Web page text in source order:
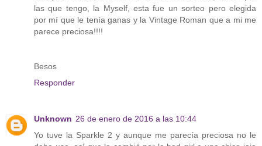
las que tengo, la Myself, esta fue un sorteo pero elegida
por mí que le tenía ganas y la Vintage Roman que a mi me
parece preciosa!!!!
Besos
Responder
Unknown 26 de enero de 2016 a las 10:44
Yo tuve la Sparkle 2 y aunque me parecía preciosa no le